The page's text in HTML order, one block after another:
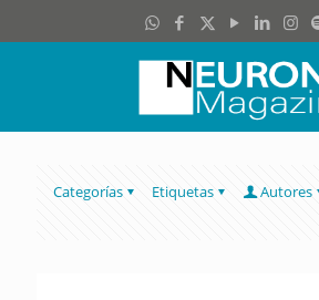
Categorías Etiquetas
Autores